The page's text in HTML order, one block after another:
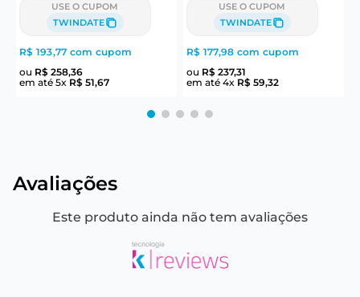
USE O CUPOM
TWINDATE
R$ 193,77 com cupom
ou R$ 258,36
em até 5x R$ 51,67
USE O CUPOM
TWINDATE
R$ 177,98 com cupom
ou R$ 237,31
em até 4x R$ 59,32
Avaliações
Este produto ainda não tem avaliações